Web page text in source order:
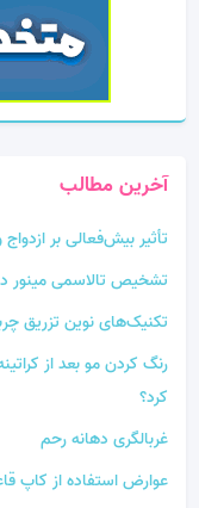
آخرین مطالب
تأثیر بیش‌فعالی بر
تشخیص تالاسمی مینور
تکنیک‌های نوین تزریق چربی +
رنگ کردن مو بعد از
کرد؟
غربالگری دهانه رحم
عوارض استفاده از کاپ